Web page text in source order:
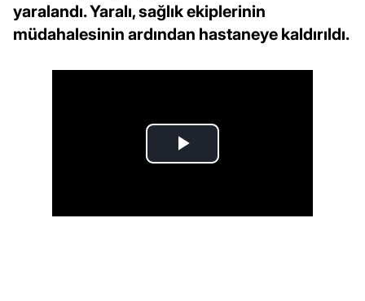
yaralandı. Yaralı, sağlık ekiplerinin
müdahalesinin ardından hastaneye kaldırıldı.